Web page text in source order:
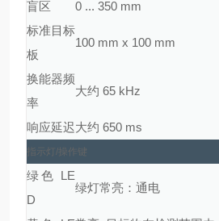
盲区
0 ... 350 mm
标准目标
板
100 mm x 100 mm
换能器频
率
大约 65 kHz
响应延迟大约 650 ms
指示灯/操作键
绿色 LE
D
绿灯常亮：通电